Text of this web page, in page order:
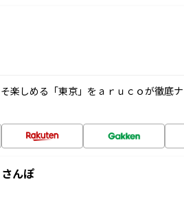
楽しめる「東京」をａｒｕｃｏが徹底
んぽ